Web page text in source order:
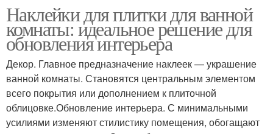
Наклейки для плитки для ванной
комнаты: идеальное решение для
обновления интерьера
Декор. Главное предназначение наклеек — украшение
ванной комнаты. Становятся центральным элементом
всего покрытия или дополнением к плиточной
облицовке.Обновление интерьера. С минимальными
усилиями изменяют стилистику помещения, обогащают